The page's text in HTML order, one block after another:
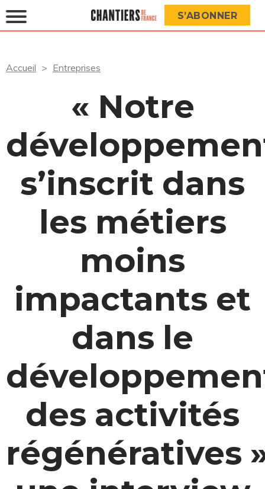
S’ABONNER
Accueil Entreprises
« Notre
s’inscrit dans
les métiers
moins
impactants et
dans le
des activités
régénératives